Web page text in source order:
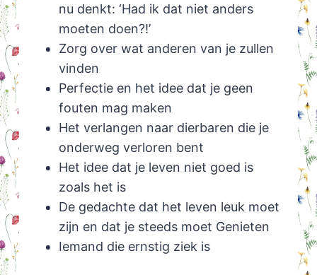
nu denkt: ‘Had ik dat niet anders
moeten doen?!’
Zorg over wat anderen van je zullen
vinden
Perfectie en het idee dat je geen
fouten mag maken
Het verlangen naar dierbaren die je
onderweg verloren bent
Het idee dat je leven niet goed is
zoals het is
De gedachte dat het leven leuk moet
zijn en dat je steeds moet Genieten
Iemand die ernstig ziek is